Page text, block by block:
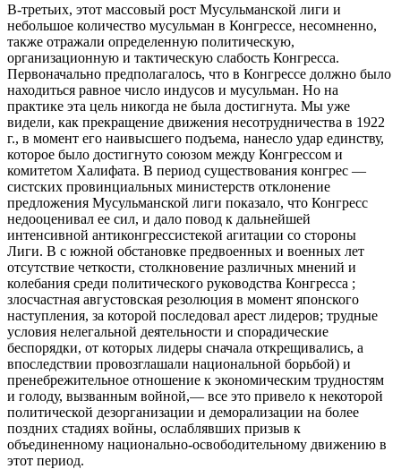
В-третьих, этот массовый рост Мусульманской лиги и
небольшое количество мусульман в Конгрессе, несомненно,
также отражали определенную политическую,
организационную и тактическую слабость Конгресса.
Первоначально предполагалось, что в Конгрессе должно было
находиться равное число индусов и мусульман. Но на
практике эта цель никогда не была достигнута. Мы уже
видели, как прекращение движения несотрудничества в 1922
г., в момент его наивысшего подъема, нанесло удар единству,
которое было достигнуто союзом между Конгрессом и
комитетом Халифата. В период существования конгрес —
систских провинциальных министерств отклонение
предложения Мусульманской лиги показало, что Конгресс
недооценивал ее сил, и дало повод к дальнейшей
интенсивной антиконгрессистекой агитации со стороны
Лиги. В с южной обстановке предвоенных и военных лет
отсутствие четкости, столкновение различных мнений и
колебания среди политического руководства Конгресса ;
злосчастная августовская резолюция в момент японского
наступления, за которой последовал арест лидеров; трудные
условия нелегальной деятельности и спорадические
беспорядки, от которых лидеры сначала открещивались, а
впоследствии провозглашали национальной борьбой) и
пренебрежительное отношение к экономическим трудностям
и голоду, вызванным войной,— все это привело к некоторой
политической дезорганизации и деморализации на более
поздних стадиях войны, ослаблявших призыв к
объединенному национально-освободительному движению в
этот период.